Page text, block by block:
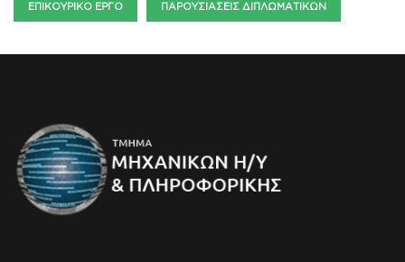
ΕΠΙΚΟΥΡΙΚΌ ΈΡΓΟ ΠΑΡΟΥΣΙΆΣΕΙΣ ΔΙΠΛΩΜΑΤΙΚΏΝ